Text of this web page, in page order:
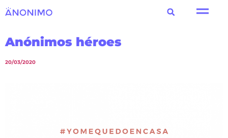
Anónimos héroes
20/03/2020